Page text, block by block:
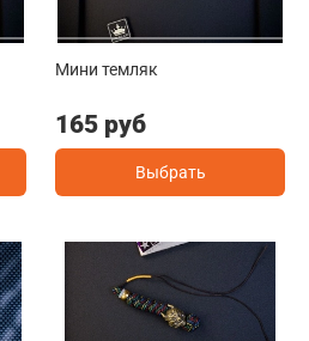
Мини темляк
165 руб
Выбрать